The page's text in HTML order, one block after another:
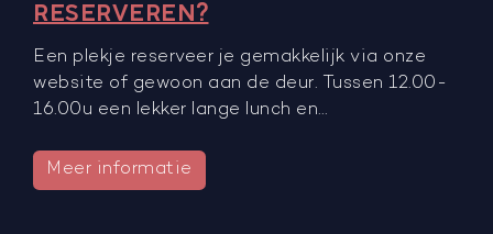
RESERVEREN?
Een plekje reserveer je gemakkelijk via onze
website of gewoon aan de deur. Tussen 12.00-
16.00u een lekker lange lunch en…
Meer informatie